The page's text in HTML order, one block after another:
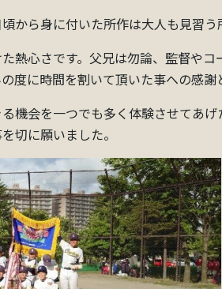
から身に付いた所作は大人も見習う
熱心さです。父兄は勿論、監督や
度に時間を割いて頂いた事への感謝
機会を一つでも多く体験させてあ
切に願いました。